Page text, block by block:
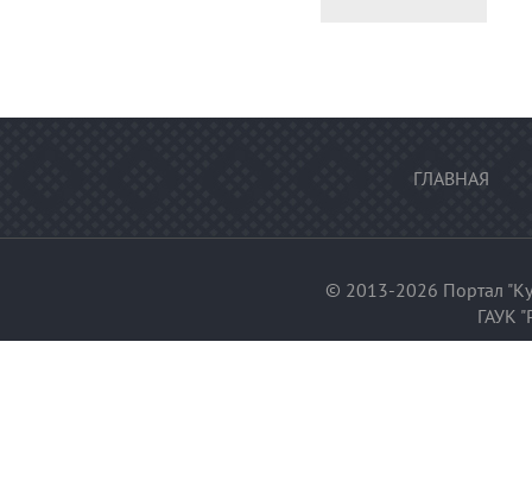
ГЛАВНАЯ
© 2013-2026 Портал
ГАУК